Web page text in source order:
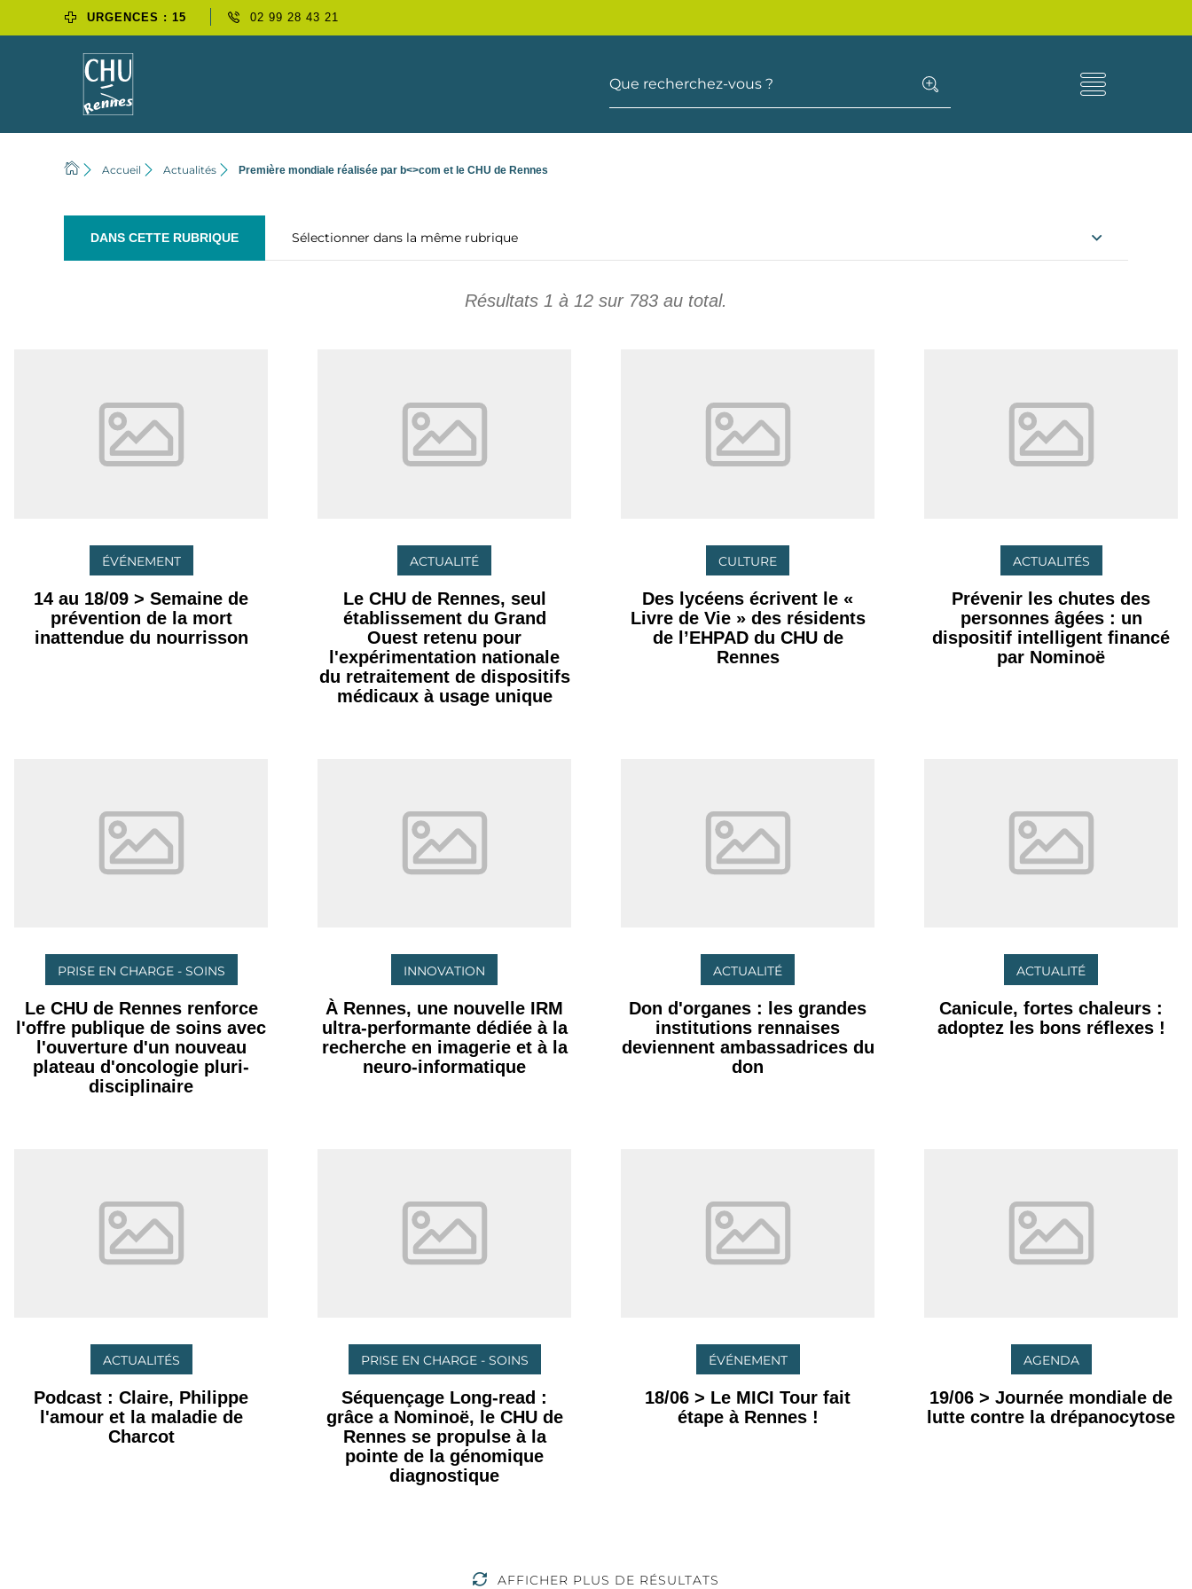
URGENCES : 15 02 99 28 43 21
Que recherchez-vous ?
Accueil Actualités Première mondiale réalisée par b<>com et le CHU de Rennes
DANS CETTE RUBRIQUE Sélectionner dans la même rubrique
Résultats 1 à 12 sur 783 au total.
ÉVÉNEMENT
14 au 18/09 > Semaine de
prévention de la mort
inattendue du nourrisson
ACTUALITÉ
Le CHU de Rennes, seul
établissement du Grand
Ouest retenu pour
l'expérimentation nationale
du retraitement de dispositifs
médicaux à usage unique
CULTURE
Des lycéens écrivent le «
Livre de Vie » des résidents
de l’EHPAD du CHU de
Rennes
ACTUALITÉS
Prévenir les chutes des
personnes âgées : un
dispositif intelligent financé
par Nominoë
PRISE EN CHARGE - SOINS
Le CHU de Rennes renforce
l'offre publique de soins avec
l'ouverture d'un nouveau
plateau d'oncologie pluri-
disciplinaire
INNOVATION
À Rennes, une nouvelle IRM
ultra-performante dédiée à la
recherche en imagerie et à la
neuro-informatique
ACTUALITÉ
Don d'organes : les grandes
institutions rennaises
deviennent ambassadrices du
don
ACTUALITÉ
Canicule, fortes chaleurs :
adoptez les bons réflexes !
ACTUALITÉS
Podcast : Claire, Philippe
l'amour et la maladie de
Charcot
PRISE EN CHARGE - SOINS
Séquençage Long-read :
grâce a Nominoë, le CHU de
Rennes se propulse à la
pointe de la génomique
diagnostique
ÉVÉNEMENT
18/06 > Le MICI Tour fait
étape à Rennes !
AGENDA
19/06 > Journée mondiale de
lutte contre la drépanocytose
AFFICHER PLUS DE RÉSULTATS